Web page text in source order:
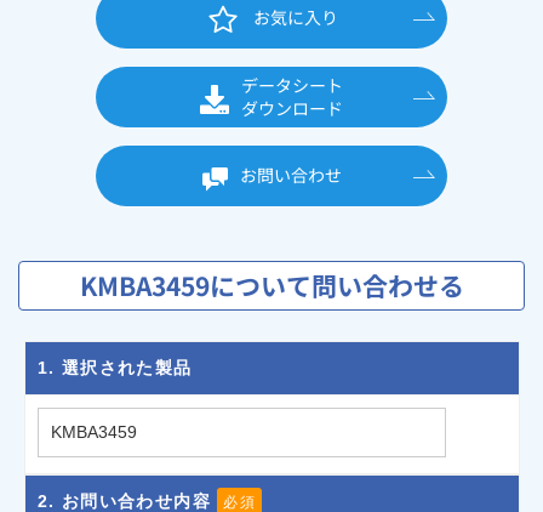
お気に入り
データシート
ダウンロード
お問い合わせ
KMBA3459について問い合わせる
1. 選択された製品
2. お問い合わせ内容 必須